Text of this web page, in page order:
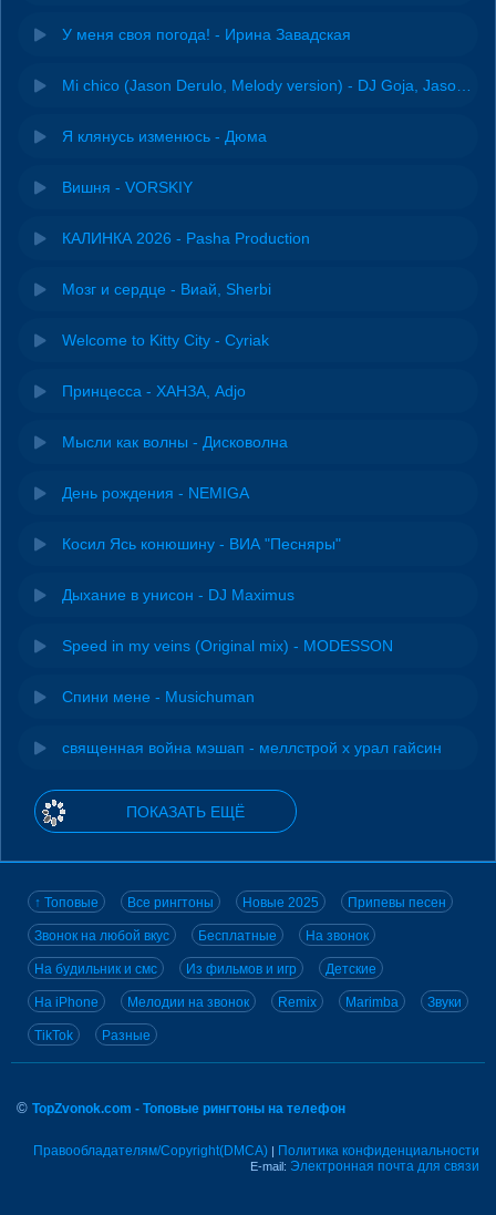
У меня своя погода! - Ирина Завадская
Я клянусь изменюсь - Дюма
Вишня - VORSKIY
КАЛИНКА 2026 - Pasha Production
Мозг и сердце - Виай, Sherbi
Welcome to Kitty City - Cyriak
Принцесса - ХАНЗА, Adjo
Мысли как волны - Дисковолна
День рождения - NEMIGA
Косил Ясь конюшину - ВИА "Песняры"
Дыхание в унисон - DJ Maximus
Speed in my veins (Original mix) - MODESSON
Спини мене - Musichuman
священная война мэшап - меллстрой х урал гайсин
ПОКАЗАТЬ ЕЩЁ
↑ Топовые Все рингтоны Новые 2025 Припевы песен
Звонок на любой вкус Бесплатные На звонок
На будильник и смс Из фильмов и игр Детские
На iPhone Мелодии на звонок Remix Marimba Звуки
TikTok Разные
© TopZvonok.com - Топовые рингтоны на телефон
Правообладателям/Copyright(DMCA) | Политика конфиденциальности
E-mail: Электронная почта для связи